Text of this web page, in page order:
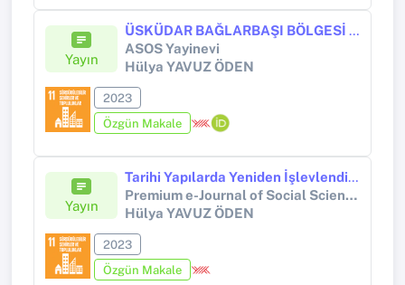
Yayın
ÜSKÜDAR BAĞLARBAŞI BÖLGESİ VE TARİHİ EĞİTİM YAPILARI
ASOS Yayinevi
Hülya YAVUZ ÖDEN
2023
Özgün Makale
Yayın
Tarihi Yapılarda Yeniden İşlevlendirme ve Baltazzi Köşkü
Premium e-Journal of Social Science (PEJOSS)
Hülya YAVUZ ÖDEN
2023
Özgün Makale